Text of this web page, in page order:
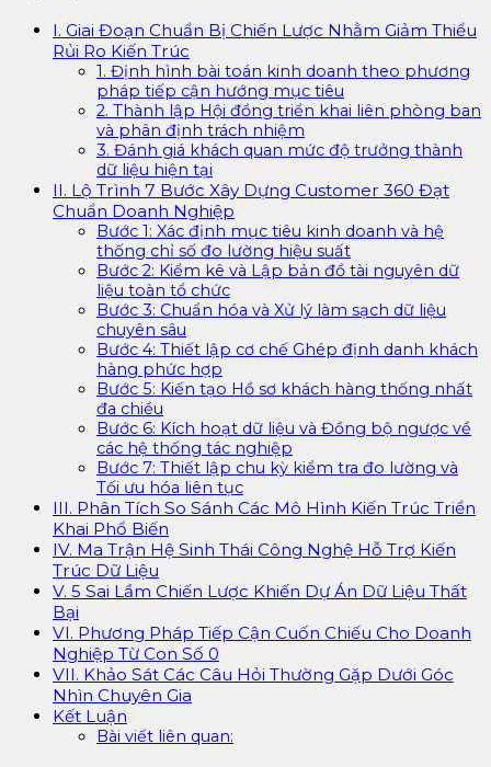
I. Giai Đoạn Chuẩn Bị Chiến Lược Nhằm Giảm Thiểu
Rủi Ro Kiến Trúc
1. Định hình bài toán kinh doanh theo phương
pháp tiếp cận hướng mục tiêu
2. Thành lập Hội đồng triển khai liên phòng ban
và phân định trách nhiệm
3. Đánh giá khách quan mức độ trưởng thành
dữ liệu hiện tại
II. Lộ Trình 7 Bước Xây Dựng Customer 360 Đạt
Chuẩn Doanh Nghiệp
Bước 1: Xác định mục tiêu kinh doanh và hệ
thống chỉ số đo lường hiệu suất
Bước 2: Kiểm kê và Lập bản đồ tài nguyên dữ
liệu toàn tổ chức
Bước 3: Chuẩn hóa và Xử lý làm sạch dữ liệu
chuyên sâu
Bước 4: Thiết lập cơ chế Ghép định danh khách
hàng phức hợp
Bước 5: Kiến tạo Hồ sơ khách hàng thống nhất
đa chiều
Bước 6: Kích hoạt dữ liệu và Đồng bộ ngược về
các hệ thống tác nghiệp
Bước 7: Thiết lập chu kỳ kiểm tra đo lường và
Tối ưu hóa liên tục
III. Phân Tích So Sánh Các Mô Hình Kiến Trúc Triển
Khai Phổ Biến
IV. Ma Trận Hệ Sinh Thái Công Nghệ Hỗ Trợ Kiến
Trúc Dữ Liệu
V. 5 Sai Lầm Chiến Lược Khiến Dự Án Dữ Liệu Thất
Bại
VI. Phương Pháp Tiếp Cận Cuốn Chiếu Cho Doanh
Nghiệp Từ Con Số 0
VII. Khảo Sát Các Câu Hỏi Thường Gặp Dưới Góc
Nhìn Chuyên Gia
Kết Luận
Bài viết liên quan: